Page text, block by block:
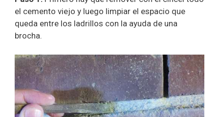
el cemento viejo y luego limpiar el espacio que
queda entre los ladrillos con la ayuda de una
brocha.